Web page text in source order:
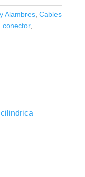
Alambres, Cables
conector,